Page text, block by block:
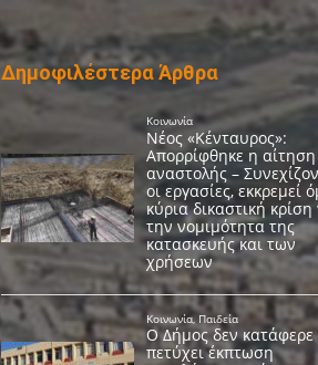
Δημοφιλέστερα Άρθρα